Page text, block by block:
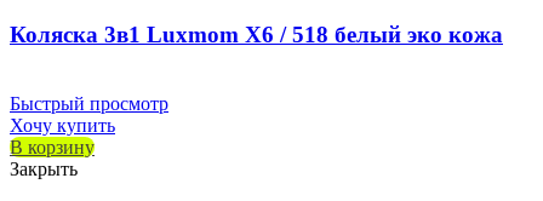
Коляска 3в1 Luxmom X6 / 518 белый эко кожа
Быстрый просмотр
Хочу купить
В корзину
Закрыть